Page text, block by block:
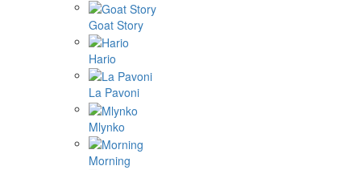
Goat Story
Hario
La Pavoni
Mlynko
Morning